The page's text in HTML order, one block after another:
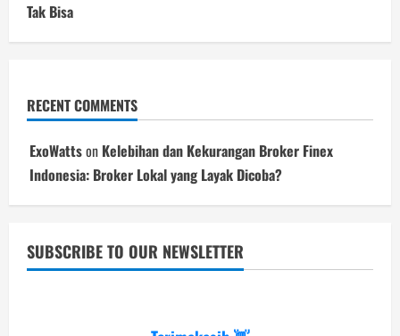
Tak Bisa
RECENT COMMENTS
ExoWattson Kelebihan dan Kekurangan Broker Finex
Indonesia: Broker Lokal yang Layak Dicoba?
SUBSCRIBE TO OUR NEWSLETTER